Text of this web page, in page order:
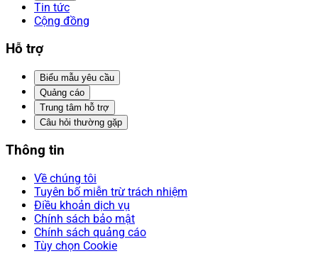
Tin tức
Cộng đồng
Hỗ trợ
Biểu mẫu yêu cầu
Quảng cáo
Trung tâm hỗ trợ
Câu hỏi thường gặp
Thông tin
Về chúng tôi
Tuyên bố miễn trừ trách nhiệm
Điều khoản dịch vụ
Chính sách bảo mật
Chính sách quảng cáo
Tùy chọn Cookie